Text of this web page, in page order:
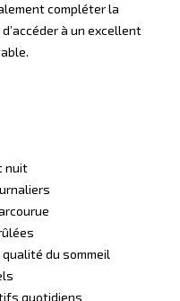
compléter la
à un excellent
nuit
du sommeil
quotidiens